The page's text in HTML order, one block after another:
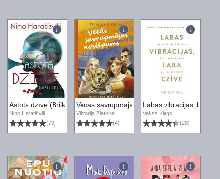
Astotā dzīve (Brilkai)
Nino Haratišvili
(79)
Vecās savrupmājas noslēpums
Viktorija Zlatkina
(4)
Labas vibrācijas, laba
Vekss Kings
(28)